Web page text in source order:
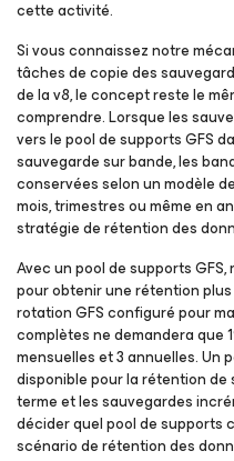
cette activité.
Si vous connaissez notre
tâches de copie des
de la v8, le concept reste le
comprendre. Lorsque les
vers le pool de supports GFS
sauvegarde sur bande, les
conservées selon un modèle
mois, trimestres ou même en
stratégie de rétention des
Avec un pool de supports
pour obtenir une rétention
rotation GFS configuré pour
complètes ne demandera que
mensuelles et 3 annuelles. Un
disponible pour la rétention
terme et les sauvegardes
décider quel pool de supports
scénario de rétention des